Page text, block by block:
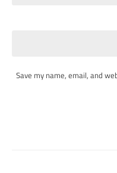
Save my name, email, and